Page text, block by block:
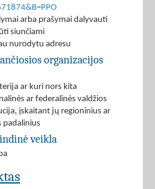
arba prašymai dalyvauti
siunčiami
nurodytu adresu
organizacijos
ar kuri nors kita
ar federalinės valdžios
įskaitant jų regioninius ar
padalinius
veikla